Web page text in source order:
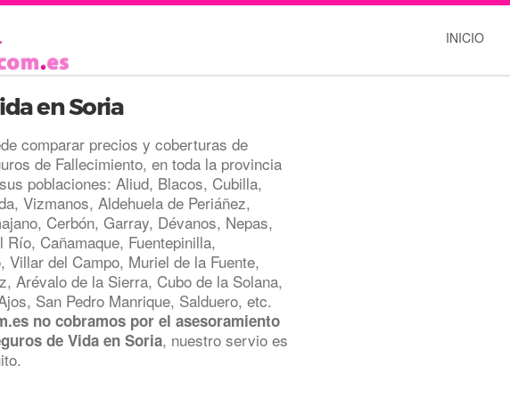
INICIO
en Soria
comparar precios y coberturas de
de Fallecimiento, en toda la provincia
poblaciones: Aliud, Blacos, Cubilla,
Vizmanos, Aldehuela de Periáñez,
Cerbón, Garray, Dévanos, Nepas,
Cañamaque, Fuentepinilla,
Villar del Campo, Muriel de la Fuente,
Arévalo de la Sierra, Cubo de la Solana,
San Pedro Manrique, Salduero, etc.
no cobramos por el asesoramiento
de Vida en Soria, nuestro servio es